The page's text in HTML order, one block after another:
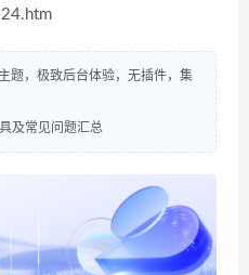
题，极致后台体验，无插件，集
及常见问题汇总